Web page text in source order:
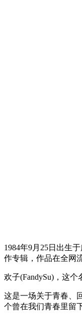
1984年9月 25日出生
作专辑，作品在全网
欢子(FandySu) ，这个
这是一场关于青春、
个曾在我们青春里留